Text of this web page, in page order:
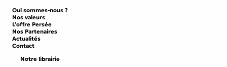
Qui sommes-nous ?
Nos valeurs
L’offre Persée
Nos Partenaires
Actualités
Contact
Notre librairie